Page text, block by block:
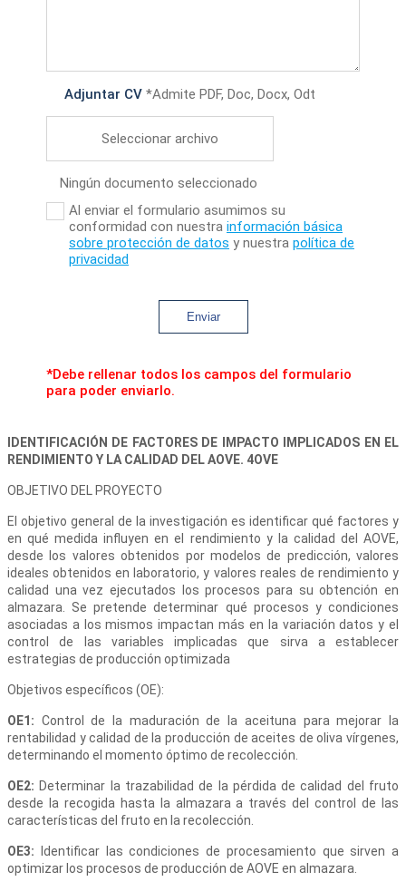
Adjuntar CV *Admite PDF, Doc, Docx, Odt
Seleccionar archivo
Ningún documento seleccionado
Al enviar el formulario asumimos su
conformidad con nuestra información básica
sobre protección de datos y nuestra política de
privacidad
Enviar
*Debe rellenar todos los campos del formulario
para poder enviarlo.
IDENTIFICACIÓN DE FACTORES DE IMPACTO IMPLICADOS EN EL
RENDIMIENTO Y LA CALIDAD DEL AOVE. 4OVE
OBJETIVO DEL PROYECTO
El objetivo general de la investigación es identificar qué factores y
en qué medida influyen en el rendimiento y la calidad del AOVE,
desde los valores obtenidos por modelos de predicción, valores
ideales obtenidos en laboratorio, y valores reales de rendimiento y
calidad una vez ejecutados los procesos para su obtención en
almazara. Se pretende determinar qué procesos y condiciones
asociadas a los mismos impactan más en la variación datos y el
control de las variables implicadas que sirva a establecer
estrategias de producción optimizada
Objetivos específicos (OE):
OE1: Control de la maduración de la aceituna para mejorar la
rentabilidad y calidad de la producción de aceites de oliva vírgenes,
determinando el momento óptimo de recolección.
OE2: Determinar la trazabilidad de la pérdida de calidad del fruto
desde la recogida hasta la almazara a través del control de las
características del fruto en la recolección.
OE3:
Identificar las condiciones de procesamiento que sirven a
optimizar los procesos de producción de AOVE en almazara.